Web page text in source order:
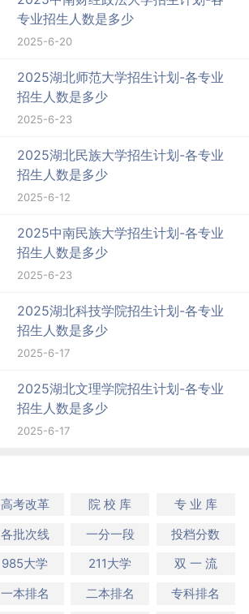
专业招生人数是多少
2025-6-20
2025湖北师范大学招生计划-各专业
招生人数是多少
2025-6-23
2025湖北民族大学招生计划-各专业
招生人数是多少
2025-6-12
2025中南民族大学招生计划-各专业
招生人数是多少
2025-6-23
2025湖北科技学院招生计划-各专业
招生人数是多少
2025-6-17
2025湖北文理学院招生计划-各专业
招生人数是多少
2025-6-17
高考改革 院 校 库
专 业 库
各批次线 一分一段
投档分数
985大学 211大学
双 一 流
一本排名 二本排名 专科排名